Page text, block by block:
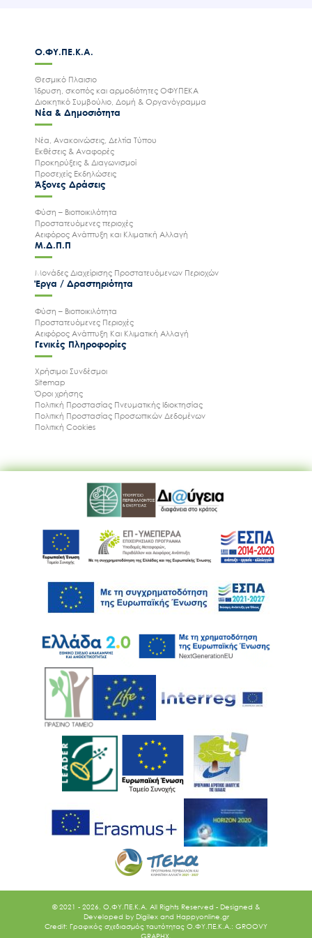
Ο.ΦΥ.ΠΕ.Κ.Α.
Θεσμικό Πλαισιο
Ίδρυση, σκοπός και αρμοδιότητες ΟΦΥΠΕΚΑ
Διοικητικό Συμβούλιο, Δομή & Οργανόγραμμα
Νέα & Δημοσιότητα
Νέα, Ανακοινώσεις, Δελτία Τύπου
Εκθέσεις & Αναφορές
Προκηρύξεις & Διαγωνισμοί
Προσεχείς Εκδηλώσεις
Άξονες Δράσεις
Φύση – Βιοποικιλότητα
Προστατευόμενες περιοχές
Αειφόρος Ανάπτυξη και Κλιματική Αλλαγή
Μ.Δ.Π.Π
Μονάδες Διαχείρισης Προστατευόμενων Περιοχών
Έργα / Δραστηριότητα
Φύση – Βιοποικιλότητα
Προστατευόμενες Περιοχές
Αειφόρος Ανάπτυξη Και Κλιματική Αλλαγή
Γενικές Πληροφορίες
Χρήσιμοι Συνδέσμοι
Sitemap
Όροι χρήσης
Πολιτική Προστασίας Πνευματικής Ιδιοκτησίας
Πολιτική Προστασίας Προσωπικών Δεδομένων
Πολιτική Cookies
© 2021 - 2026. O.ΦΥ.ΠΕ.Κ.Α. All Rights Reserved - Designed &
Developed by Digilex and Happyonline.gr
Credit: Γραφικός σχεδιασμός ταυτότητας Ο.ΦΥ.ΠΕ.Κ.Α.: GROOVY
GRAPHX.